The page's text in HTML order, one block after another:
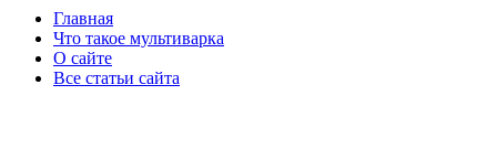
Главная
Что такое мультиварка
О сайте
Все статьи сайта